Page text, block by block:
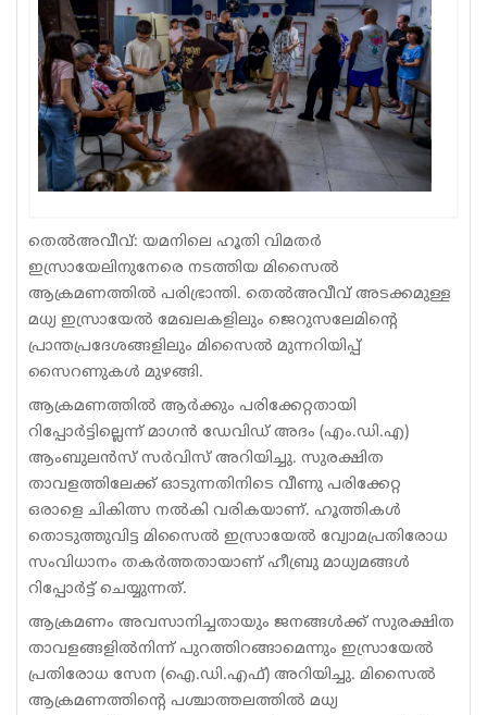
Sports
Jwala
Classifieds
Law
തെൽഅവീവ്: യമനിലെ ഹൂതി വിമതർ
ഇസ്രായേലിനുനേരെ നടത്തിയ മിസൈൽ
ആക്രമണത്തിൽ പരിഭ്രാന്തി. തെൽഅവീവ് അടക്കമുള്ള
മധ്യ ഇസ്രായേൽ മേഖലകളിലും ജെറുസലേമിന്റെ
പ്രാന്തപ്രദേശങ്ങളിലും മിസൈൽ മുന്നറിയിപ്പ്
സൈറണുകൾ മുഴങ്ങി.
ആക്രമണത്തിൽ ആർക്കും പരിക്കേറ്റതായി
റിപ്പോർട്ടില്ലെന്ന് മാഗൻ ഡേവിഡ് അദം (എം.ഡി.എ)
ആംബുലൻസ് സർവിസ് അറിയിച്ചു. സുരക്ഷിത
താവളത്തിലേക്ക് ഓടുന്നതിനിടെ വീണു പരിക്കേറ്റ
ഒരാളെ ചികിത്സ നൽകി വരികയാണ്. ഹൂത്തികൾ
തൊടുത്തുവിട്ട മിസൈൽ ഇസ്രായേൽ വ്യോമപ്രതിരോധ
സംവിധാനം തകർത്തതായാണ് ഹീബ്രു മാധ്യമങ്ങൾ
റിപ്പോർട്ട് ചെയ്യുന്നത്.
ആക്രമണം അവസാനിച്ചതായും ജനങ്ങൾക്ക് സുരക്ഷിത
താവളങ്ങളിൽനിന്ന് പുറത്തിറങ്ങാമെന്നും ഇസ്രായേൽ
പ്രതിരോധ സേന (ഐ.ഡി.എഫ്) അറിയിച്ചു. മിസൈൽ
ആക്രമണത്തിന്റെ പശ്ചാത്തലത്തിൽ മധ്യ